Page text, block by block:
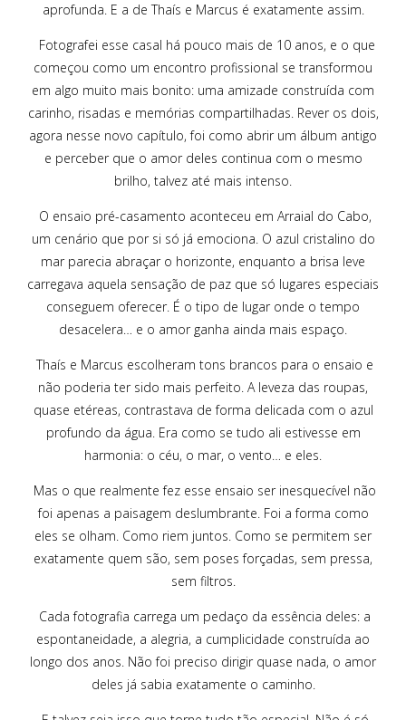
aprofunda. E a de Thaís e Marcus é exatamente assim.
Fotografei esse casal há pouco mais de 10 anos, e o que
começou como um encontro profissional se transformou
em algo muito mais bonito: uma amizade construída com
carinho, risadas e memórias compartilhadas. Rever os dois,
agora nesse novo capítulo, foi como abrir um álbum antigo
e perceber que o amor deles continua com o mesmo
brilho, talvez até mais intenso.
O ensaio pré-casamento aconteceu em Arraial do Cabo,
um cenário que por si só já emociona. O azul cristalino do
mar parecia abraçar o horizonte, enquanto a brisa leve
carregava aquela sensação de paz que só lugares especiais
conseguem oferecer. É o tipo de lugar onde o tempo
desacelera… e o amor ganha ainda mais espaço.
Thaís e Marcus escolheram tons brancos para o ensaio e
não poderia ter sido mais perfeito. A leveza das roupas,
quase etéreas, contrastava de forma delicada com o azul
profundo da água. Era como se tudo ali estivesse em
harmonia: o céu, o mar, o vento… e eles.
Mas o que realmente fez esse ensaio ser inesquecível não
foi apenas a paisagem deslumbrante. Foi a forma como
eles se olham. Como riem juntos. Como se permitem ser
exatamente quem são, sem poses forçadas, sem pressa,
sem filtros.
Cada fotografia carrega um pedaço da essência deles: a
espontaneidade, a alegria, a cumplicidade construída ao
longo dos anos. Não foi preciso dirigir quase nada, o amor
deles já sabia exatamente o caminho.